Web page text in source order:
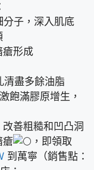
分子，深入肌底
瘡形成
清盡多餘油脂
飽滿膠原增生，
善粗糙和凹凸洞
瘡
，即領取
到萬寧（銷售點：